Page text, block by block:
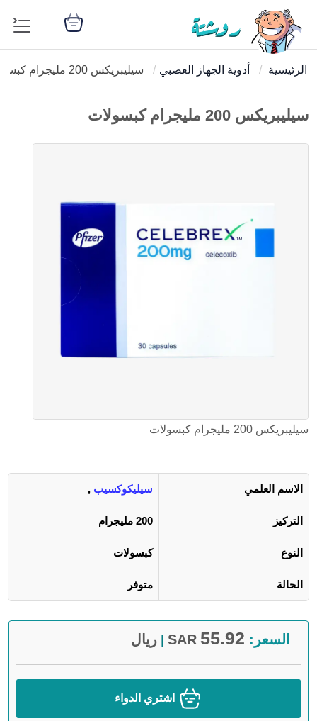
الرئيسية أدوية الجهاز العصبي سيليبريكس 200 مليجرام كبسولات
سيليبريكس 200 مليجرام كبسولات
سيليبريكس 200 مليجرام كبسولات
الاسم العلمي سيليكوكسيب ,
التركيز 200 مليجرام
النوع كبسولات
الحالة متوفر
السعر: 55.92
SAR ريال
اشتري الدواء